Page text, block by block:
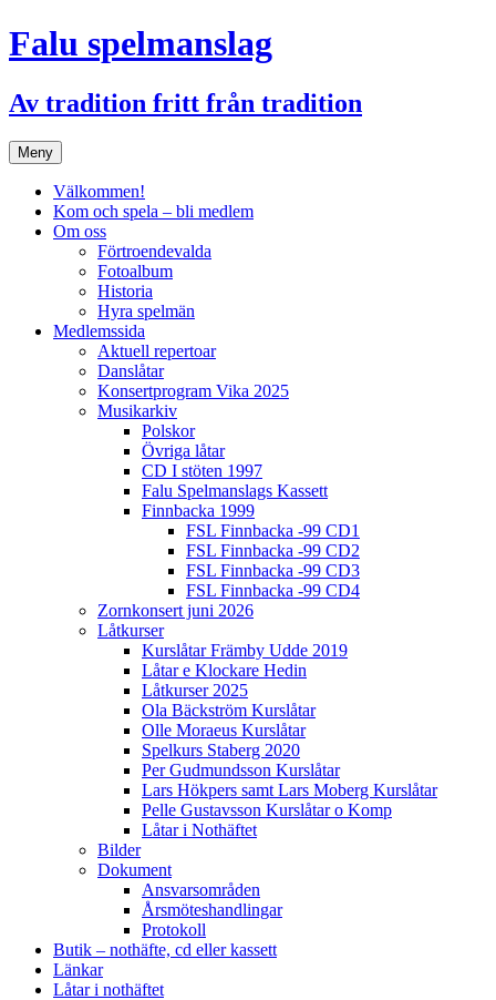
Hoppa
till
Falu spelmanslag
Av tradition fritt från tradition
Meny
Välkommen!
Kom och spela – bli medlem
Om oss
Förtroendevalda
Fotoalbum
Historia
Hyra spelmän
Medlemssida
Aktuell repertoar
Danslåtar
Konsertprogram Vika 2025
Musikarkiv
Polskor
Övriga låtar
CD I stöten 1997
Falu Spelmanslags Kassett
Finnbacka 1999
FSL Finnbacka -99 CD1
FSL Finnbacka -99 CD2
FSL Finnbacka -99 CD3
FSL Finnbacka -99 CD4
Zornkonsert juni 2026
Låtkurser
Kurslåtar Främby Udde 2019
Låtar e Klockare Hedin
Låtkurser 2025
Ola Bäckström Kurslåtar
Olle Moraeus Kurslåtar
Spelkurs Staberg 2020
Per Gudmundsson Kurslåtar
Lars Hökpers samt Lars Moberg Kurslåtar
Pelle Gustavsson Kurslåtar o Komp
Låtar i Nothäftet
Bilder
Dokument
Ansvarsområden
Årsmöteshandlingar
Protokoll
Butik – nothäfte, cd eller kassett
Länkar
Låtar i nothäftet